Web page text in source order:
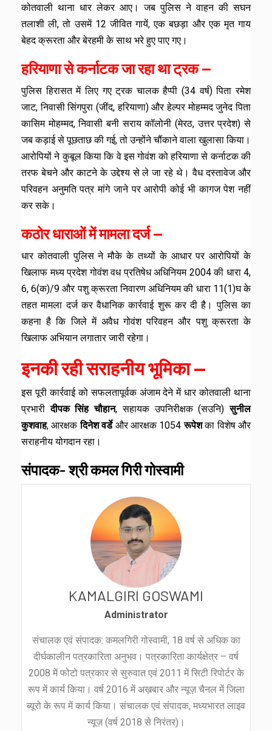
कोतवाली थाना धार लेकर आए। जब पुलिस ने वाहन की सघन
तलाशी ली, तो उसमें 12 जीवित गायें, एक बछड़ा और एक मृत गाय
बेहद क्रूरता और बेरहमी के साथ भरे हुए पाए गए।
हरियाणा से कर्नाटक जा रहा था ट्रक —
पुलिस हिरासत में लिए गए ट्रक चालक हैप्पी (34 वर्ष) पिता रमेश
जाट, निवासी सिंगपुरा (जींद, हरियाणा) और हेल्पर मोहम्मद जुनेद पिता
कासिम मोहम्मद, निवासी बनी सराय कॉलोनी (मेरठ, उत्तर प्रदेश) से
जब कड़ाई से पूछताछ की गई, तो उन्होंने चौंकाने वाला खुलासा किया।
आरोपियों ने कुबूल किया कि वे इस गोवंश को हरियाणा से कर्नाटक की
तरफ बेचने और काटने के उद्देश्य से ले जा रहे थे। वैध दस्तावेज और
परिवहन अनुमति पत्र मांगे जाने पर आरोपी कोई भी कागज पेश नहीं
कर सके।
कठोर धाराओं में मामला दर्ज —
धार कोतवाली पुलिस ने मौके के तथ्यों के आधार पर आरोपियों के
खिलाफ मध्य प्रदेश गोवंश वध प्रतिषेध अधिनियम 2004 की धारा 4,
6, 6(क)/9 और पशु क्रूरता निवारण अधिनियम की धारा 11(1)घ के
तहत मामला दर्ज कर वैधानिक कार्रवाई शुरू कर दी है। पुलिस का
कहना है कि जिले में अवैध गोवंश परिवहन और पशु क्रूरता के
खिलाफ अभियान लगातार जारी रहेगा।
इनकी रही सराहनीय भूमिका —
इस पूरी कार्रवाई को सफलतापूर्वक अंजाम देने में धार कोतवाली थाना
प्रभारीदीपक सिंह चौहान, सहायक उपनिरीक्षक (सउनि)सुनील
कुशवाह, आरक्षकदिनेश वर्डेऔर आरक्षक 1054रूपेशका विशेष और
सराहनीय योगदान रहा।
संपादक- श्री कमल गिरी गोस्वामी
KAMALGIRI GOSWAMI
Administrator
संचालक एवं संपादक: कमलगिरी गोस्वामी, 18 वर्ष से अधिक का
दीर्घकालीन पत्रकारिता अनुभव। पत्रकारिता कार्यक्षेत्र – वर्ष
2008 में फोटो पत्रकार से सुरुवात एवं 2011 में सिटी रिपोर्टर के
रूप में कार्य किया। वर्ष 2016 में अख़बार और न्यूज़ चैनल में जिला
ब्यूरो के रूप में कार्य किया। संचालक एवं संपादक, मध्यभारत लाइव
न्यूज़ (वर्ष 2018 से निरंतर)।